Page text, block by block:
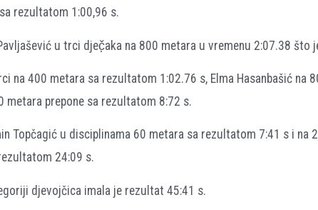
rezultatom 1:00,96 s.
u trci dječ̣aka na 800 metara u vremenu 2:07.38 što
na 400 metara sa rezultatom 1:02.76 s, Elma Hasanbašić na
metara prepone sa rezultatom 8:72 s.
Topčagić u disciplinama 60 metara sa rezultatom 7:41 s i na
24:09 s.
djevojčica imala je rezultat 45:41 s.